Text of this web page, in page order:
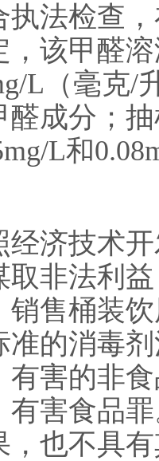
执法检查
，该甲醛
L（毫克/
醛成分；
L和
技术开
取非法利
销售桶装
准的消毒
有害的非
有害食品
，也不具